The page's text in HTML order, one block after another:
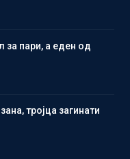
пари, а еден од
тројца загинати